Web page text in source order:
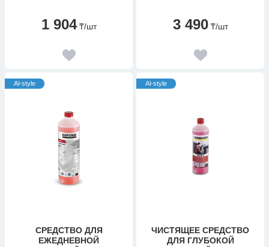
1 904 ₸/шт 3 490 ₸/шт
Al-style
CРЕДСТВО ДЛЯ
ЕЖЕДНЕВНОЙ
Al-style
ЧИСТЯЩЕЕ СРЕДСТВО
ДЛЯ ГЛУБОКОЙ